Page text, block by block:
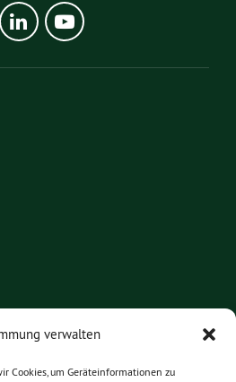
verwalten
Cookies, um Geräteinformationen zu